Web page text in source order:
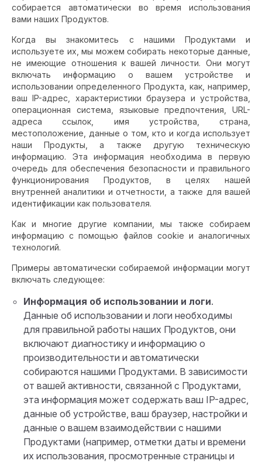
собирается автоматически во время использования
вами наших Продуктов.
Когда вы знакомитесь с нашими Продуктами и
используете их, мы можем собирать некоторые данные,
не имеющие отношения к вашей личности. Они могут
включать информацию о вашем устройстве и
использовании определенного Продукта, ​​как, например,
ваш IP-адрес, характеристики браузера и устройства,
операционная система, языковые предпочтения, URL-
адреса ссылок, имя устройства, страна,
местоположение, данные о том, кто и когда использует
наши Продукты, а также другую техническую
информацию. Эта информация необходима в первую
очередь для обеспечения безопасности и правильного
функционирования Продуктов, в целях нашей
внутренней аналитики и отчетности, а также для вашей
идентификации как пользователя.
Как и многие другие компании, мы также собираем
информацию с помощью файлов cookie и аналогичных
технологий.
Примеры автоматически собираемой информации могут
включать следующее:
Информация об использовании и логи.
Данные об использовании и логи необходимы
для правильной работы наших Продуктов, они
включают диагностику и информацию о
производительности и автоматически
собираются нашими Продуктами. В зависимости
от вашей активности, связанной с Продуктами,
эта информация может содержать ваш IP-адрес,
данные об устройстве, ваш браузер, настройки и
данные о вашем взаимодействии с нашими
Продуктами (например, отметки даты и времени
их использования, просмотренные страницы и